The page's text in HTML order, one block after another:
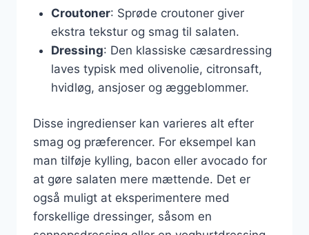
Croutoner: Sprøde croutoner giver
ekstra tekstur og smag til salaten.
Dressing: Den klassiske cæsardressing
laves typisk med olivenolie, citronsaft,
hvidløg, ansjoser og æggeblommer.
Disse ingredienser kan varieres alt efter
smag og præferencer. For eksempel kan
man tilføje kylling, bacon eller avocado for
at gøre salaten mere mættende. Det er
også muligt at eksperimentere med
forskellige dressinger, såsom en